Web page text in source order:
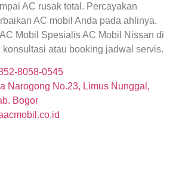
AC rusak total. Percayakan
AC mobil Anda pada ahlinya.
Mobil Spesialis AC Mobil Nissan di
atau booking jadwal servis.
8058-0545
Narogong No.23, Limus Nunggal,
Bogor